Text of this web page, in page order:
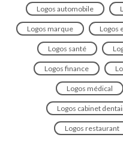
Logos automobile
Logos marque Logos
Logos santé
Logos finance
Logos médical
Logos cabinet
Logos restaurant